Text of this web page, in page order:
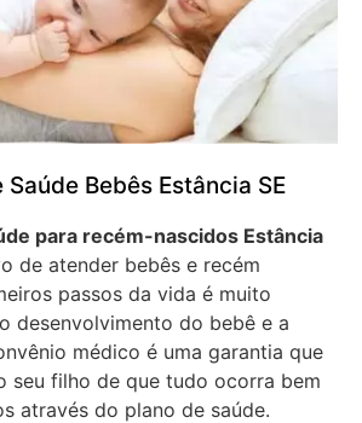
Saúde Bebês Estância SE
para recém-nascidos Estância
de atender bebês e recém
passos da vida é muito
desenvolvimento do bebê e a
médico é uma garantia que
seu filho de que tudo ocorra bem
através do plano de saúde.